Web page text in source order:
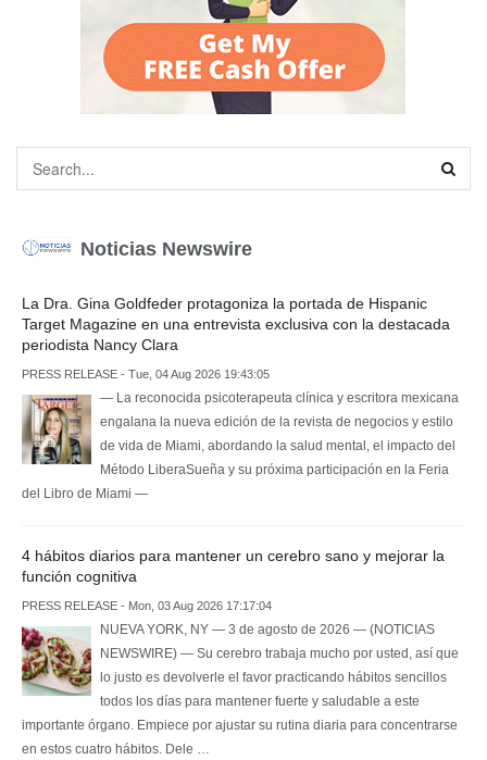
Noticias Newswire
La Dra. Gina Goldfeder protagoniza la portada de Hispanic
Target Magazine en una entrevista exclusiva con la destacada
periodista Nancy Clara
PRESS RELEASE - Tue, 04 Aug 2026 19:43:05
— La reconocida psicoterapeuta clínica y escritora mexicana
engalana la nueva edición de la revista de negocios y estilo
de vida de Miami, abordando la salud mental, el impacto del
Método LiberaSueña y su próxima participación en la Feria
del Libro de Miami —
4 hábitos diarios para mantener un cerebro sano y mejorar la
función cognitiva
PRESS RELEASE - Mon, 03 Aug 2026 17:17:04
NUEVA YORK, NY — 3 de agosto de 2026 — (NOTICIAS
NEWSWIRE) — Su cerebro trabaja mucho por usted, así que
lo justo es devolverle el favor practicando hábitos sencillos
todos los días para mantener fuerte y saludable a este
importante órgano. Empiece por ajustar su rutina diaria para concentrarse
en estos cuatro hábitos. Dele …